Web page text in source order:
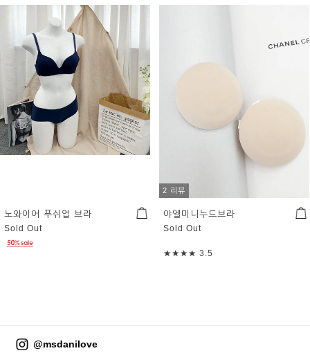
노와이어 푸쉬업 브라
Sold Out
2 리뷰
야엘미니누드브라
Sold Out
★★★★ 3.5
@msdanilove